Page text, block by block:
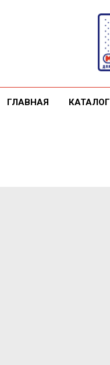
ГЛАВНАЯ КАТАЛОГ